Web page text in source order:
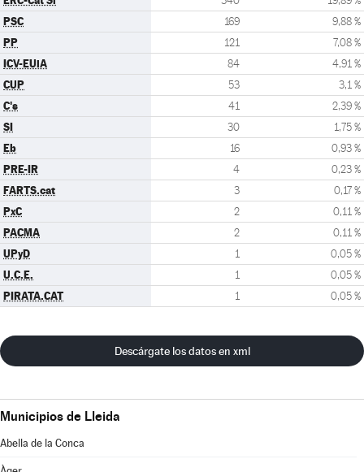
PSC 169 9,88 %
PP 121 7,08 %
ICV-EUiA 84 4,91 %
CUP 53 3,1 %
C's 41 2,39 %
SI 30 1,75 %
Eb 16 0,93 %
PRE-IR 4 0,23 %
FARTS.cat 3 0,17 %
PxC 2 0,11 %
PACMA 2 0,11 %
UPyD 1 0,05 %
U.C.E. 1 0,05 %
PIRATA.CAT 1 0,05 %
Descárgate los datos en xml
Municipios de Lleida
Abella de la Conca